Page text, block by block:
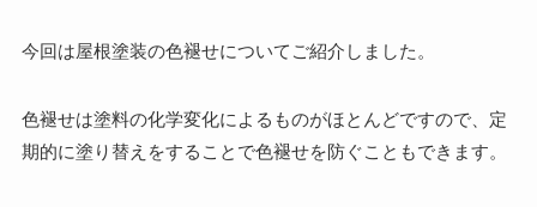
今回は屋根塗装の色褪せについてご紹介しました。
色褪せは塗料の化学変化によるものがほとんどですので、定
期的に塗り替えをすることで色褪せを防ぐこともできます。